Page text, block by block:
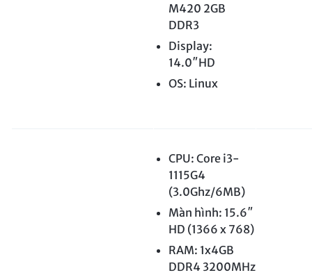
M420 2GB
DDR3
Display:
14.0″HD
OS: Linux
CPU: Core i3-
1115G4
(3.0Ghz/6MB)
Màn hình: 15.6″
HD (1366 x 768)
RAM: 1x4GB
DDR4 3200MHz